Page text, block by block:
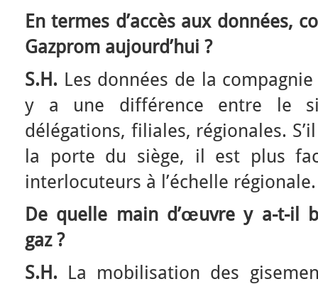
En termes d’accès aux données,
Gazprom aujourd’hui ?
S.H. Les données de la
y a une différence entre le
délégations, filiales, régionales.
la porte du siège, il est plus
interlocuteurs à l’échelle régionale.
De quelle main d’œuvre y a-t-il
gaz ?
S.H. La mobilisation des